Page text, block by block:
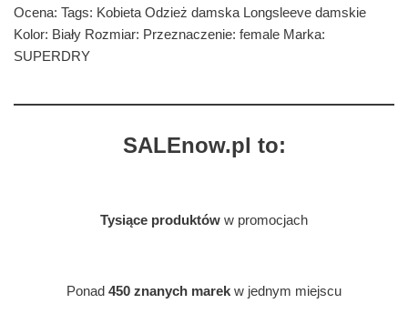
Ocena: Tags: Kobieta Odzież damska Longsleeve damskie
Kolor: Biały Rozmiar: Przeznaczenie: female Marka:
SUPERDRY
SALEnow.pl to:
Tysiące produktów w promocjach
Ponad 450 znanych marek w jednym miejscu